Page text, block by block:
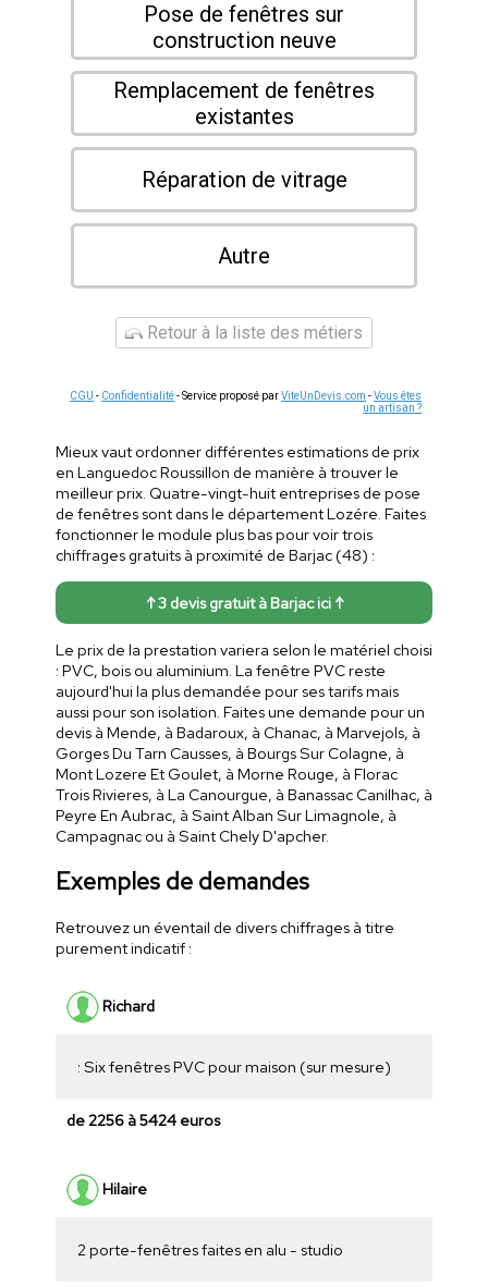
Pose de fenêtres sur
construction neuve
Remplacement de fenêtres
existantes
Réparation de vitrage
Autre
Retour à la liste des métiers
CGU - Confidentialité- Service proposé parViteUnDevis.com -Vous êtes
un artisan ?
Mieux vaut ordonner différentes estimations de prix
en Languedoc Roussillon de manière à trouver le
meilleur prix. Quatre-vingt-huit entreprises de pose
de fenêtres sont dans le département Lozére. Faites
fonctionner le module plus bas pour voir trois
chiffrages gratuits à proximité de Barjac (48) :
↑ 3 devis gratuit à Barjac ici ↑
Le prix de la prestation variera selon le matériel choisi
: PVC, bois ou aluminium. La fenêtre PVC reste
aujourd'hui la plus demandée pour ses tarifs mais
aussi pour son isolation. Faites une demande pour un
devis à Mende, à Badaroux, à Chanac, à Marvejols, à
Gorges Du Tarn Causses, à Bourgs Sur Colagne, à
Mont Lozere Et Goulet, à Morne Rouge, à Florac
Trois Rivieres, à La Canourgue, à Banassac Canilhac, à
Peyre En Aubrac, à Saint Alban Sur Limagnole, à
Campagnac ou à Saint Chely D'apcher.
Exemples de demandes
Retrouvez un éventail de divers chiffrages à titre
purement indicatif :
Richard
: Six fenêtres PVC pour maison (sur mesure)
de 2256 à 5424 euros
Hilaire
2 porte-fenêtres faites en alu - studio